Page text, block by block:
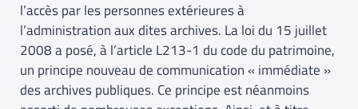
l’accès par les personnes extérieures à
l’administration aux dites archives. La loi du 15 juillet
2008 a posé, à l’article L213-1 du code du patrimoine,
un principe nouveau de communication « immédiate »
des archives publiques. Ce principe est néanmoins